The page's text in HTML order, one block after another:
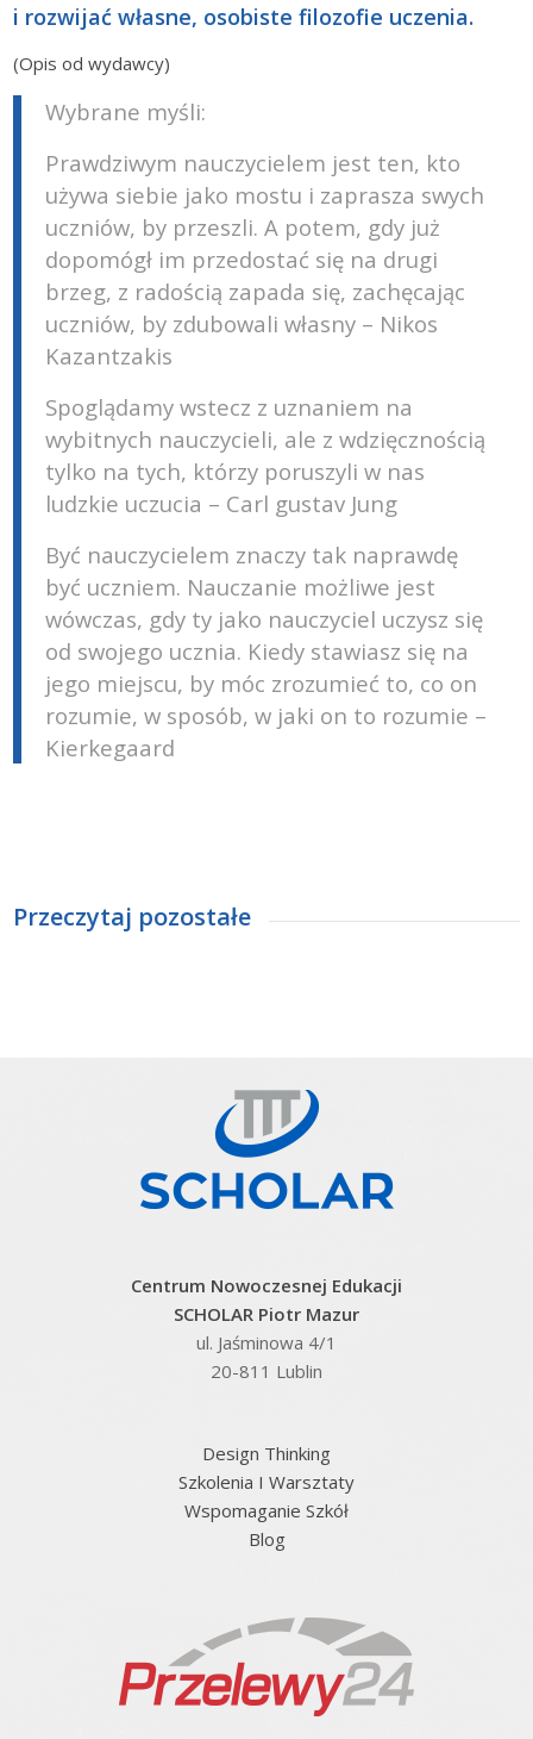
i rozwijać własne, osobiste filozofie uczenia.
(Opis od wydawcy)
Wybrane myśli:
Prawdziwym nauczycielem jest ten, kto
używa siebie jako mostu i zaprasza swych
uczniów, by przeszli. A potem, gdy już
dopomógł im przedostać się na drugi
brzeg, z radością zapada się, zachęcając
uczniów, by zdubowali własny – Nikos
Kazantzakis
Spoglądamy wstecz z uznaniem na
wybitnych nauczycieli, ale z wdzięcznością
tylko na tych, którzy poruszyli w nas
ludzkie uczucia – Carl gustav Jung
Być nauczycielem znaczy tak naprawdę
być uczniem. Nauczanie możliwe jest
wówczas, gdy ty jako nauczyciel uczysz się
od swojego ucznia. Kiedy stawiasz się na
jego miejscu, by móc zrozumieć to, co on
rozumie, w sposób, w jaki on to rozumie –
Kierkegaard
Przeczytaj pozostałe
Centrum Nowoczesnej Edukacji
SCHOLAR Piotr Mazur
ul. Jaśminowa 4/1
20-811 Lublin
Design Thinking
Szkolenia I Warsztaty
Wspomaganie Szkół
Blog